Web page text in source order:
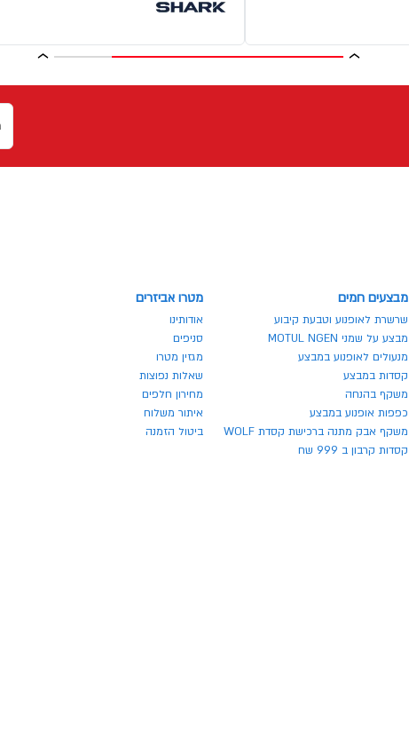
מבצעים חמים
שרשרת לאופנוע וטבעת קיבוע
מבצע על שמני MOTUL NGEN
מנעולים לאופנוע במבצע
קסדות במבצע
משקף בהנחה
כפפות אופנוע במבצע
משקף אבק מתנה ברכישת קסדת WOLF
קסדות קרבון ב 999 שח
מטרו אביזרים
אודותינו
סניפים
מגזין מטרו
שאלות נפוצות
מחירון חלפים
איתור משלוח
ביטול הזמנה